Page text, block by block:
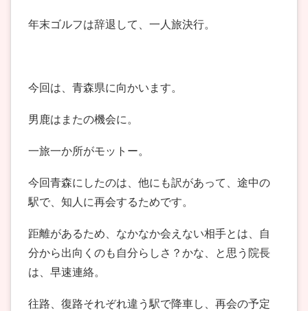
年末ゴルフは辞退して、一人旅決行。
今回は、青森県に向かいます。
男鹿はまたの機会に。
一旅一か所がモットー。
今回青森にしたのは、他にも訳があって、途中の
駅で、知人に再会するためです。
距離があるため、なかなか会えない相手とは、自
分から出向くのも自分らしさ？かな、と思う院長
は、早速連絡。
往路、復路それぞれ違う駅で降車し、再会の予定